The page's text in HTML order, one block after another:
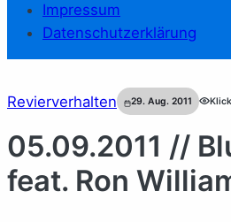
Impressum
Datenschutzerklärung
Revierverhalten 29. Aug. 2011
05.09.2011 //
feat. Ron